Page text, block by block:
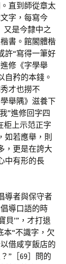
直到師從章太
字，每寫今
又是今隸中之
書。館閣體楷
許“寫得一筆好
修《字學舉
自矜的本錢。
才也撈不
舉隅》滋養下
”進修回字四
柜上示范正字
如若應舉，則
，更是在誇大
中有形的長
導者與保守者
導口語的時
貝’”，才打退
本“不識字，欠
借咸亨飯店的
”［69］問的